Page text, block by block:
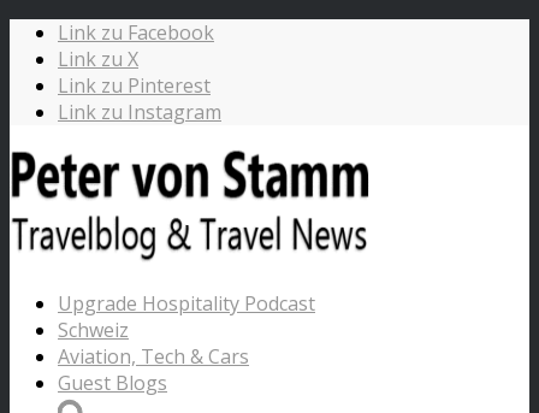
Link zu Facebook
Link zu X
Link zu Pinterest
Link zu Instagram
Upgrade Hospitality Podcast
Schweiz
Aviation, Tech & Cars
Guest Blogs